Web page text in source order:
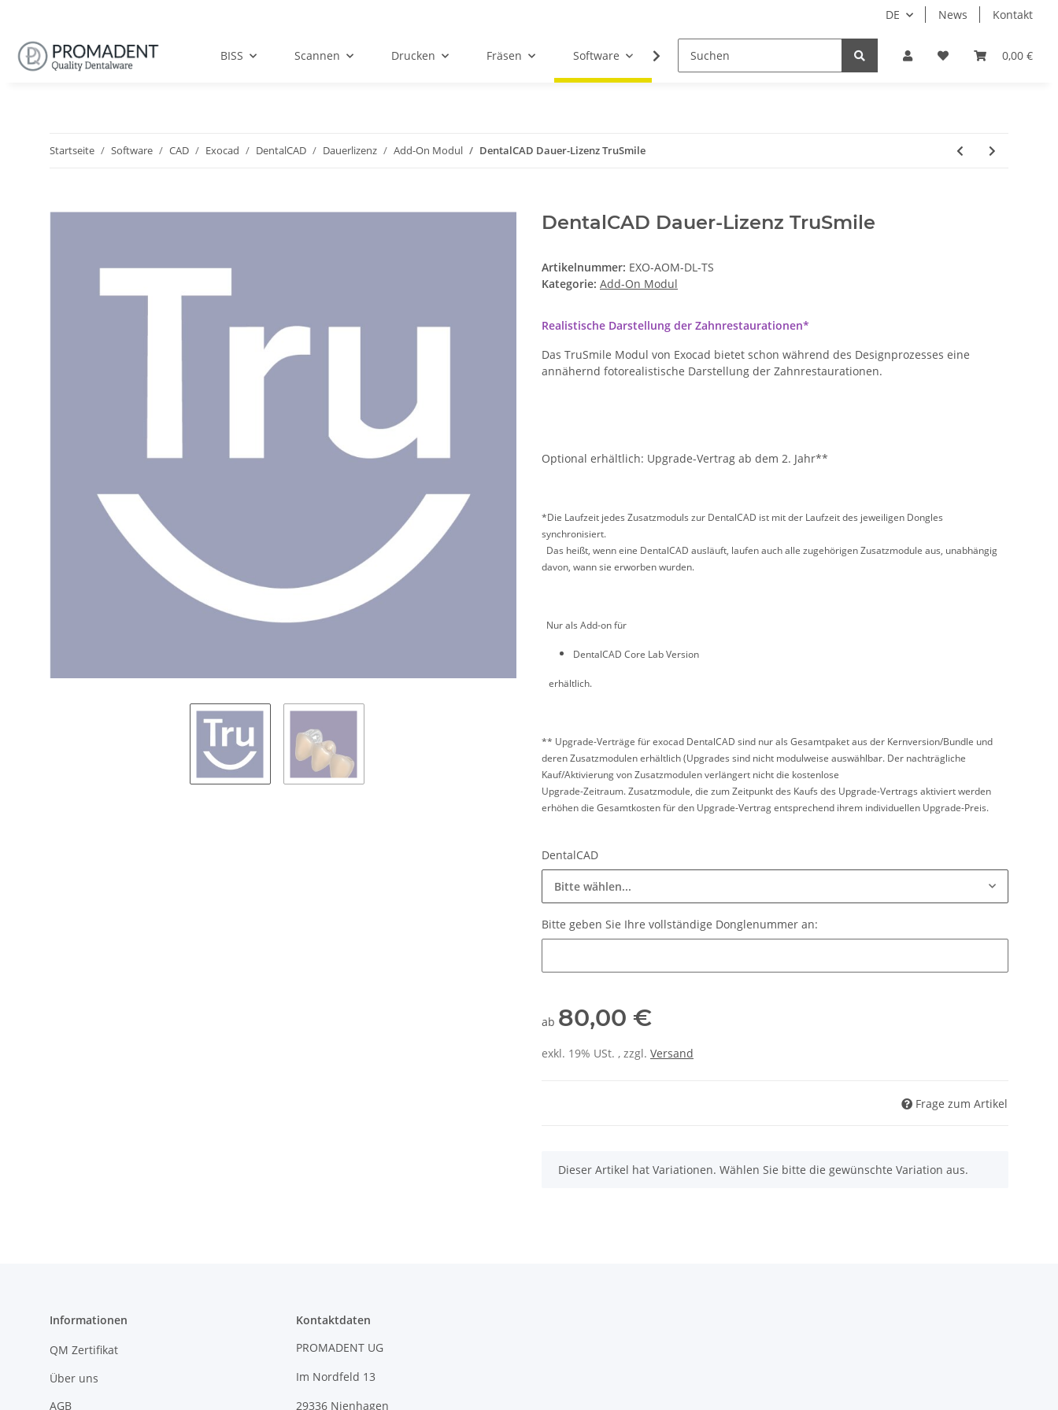
DE News Kontakt
0,00 €
BISS Scannen Drucken Fräsen Software Dental Droid Bundle Support
Startseite Software CAD Exocad DentalCAD Dauerlizenz Add-On Modul DentalCAD Dauer-Lizenz TruSmile
DentalCAD Dauer-Lizenz TruSmile
Artikelnummer: EXO-AOM-DL-TS
Kategorie: Add-On Modul
Realistische Darstellung der Zahnrestaurationen*
Das TruSmile Modul von Exocad bietet schon während des Designprozesses eine
annähernd fotorealistische Darstellung der Zahnrestaurationen.
Optional erhältlich: Upgrade-Vertrag ab dem 2. Jahr**
*Die Laufzeit jedes Zusatzmoduls zur DentalCAD ist mit der Laufzeit des jeweiligen Dongles
synchronisiert.
Das heißt, wenn eine DentalCAD ausläuft, laufen auch alle zugehörigen Zusatzmodule aus, unabhängig
davon, wann sie erworben wurden.
Nur als Add-on für
DentalCAD Core Lab Version
erhältlich.
** Upgrade-Verträge für exocad DentalCAD sind nur als Gesamtpaket aus der Kernversion/Bundle und
deren Zusatzmodulen erhältlich (Upgrades sind nicht modulweise auswählbar. Der nachträgliche
Kauf/Aktivierung von Zusatzmodulen verlängert nicht die kostenlose
Upgrade-Zeitraum. Zusatzmodule, die zum Zeitpunkt des Kaufs des Upgrade-Vertrags aktiviert werden
erhöhen die Gesamtkosten für den Upgrade-Vertrag entsprechend ihrem individuellen Upgrade-Preis.
DentalCAD
Bitte wählen...
Bitte geben Sie Ihre vollständige Donglenummer an:
ab 80,00 €
exkl. 19% USt. , zzgl. Versand
Frage zum Artikel
x
Dieser Artikel hat Variationen. Wählen Sie bitte die gewünschte Variation aus.
Informationen
QM Zertifikat
Über uns
AGB
Kontaktdaten
PROMADENT UG
Im Nordfeld 13
29336 Nienhagen